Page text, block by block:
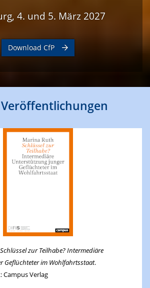
4. und 5. März 2027
Download CfP
Schlüssel zur Teilhabe? Intermediäre
Geflüchteter im Wohlfahrtsstaat.
Campus Verlag